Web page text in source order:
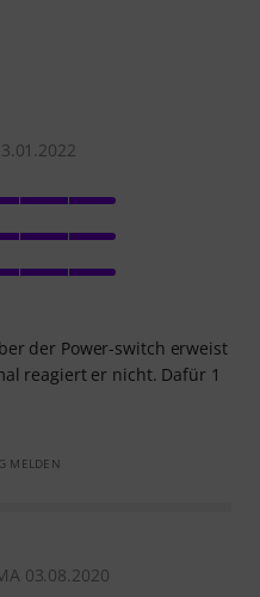
der Power-switch erweist
reagiert er nicht. Dafür 1
MELDEN
03.08.2020